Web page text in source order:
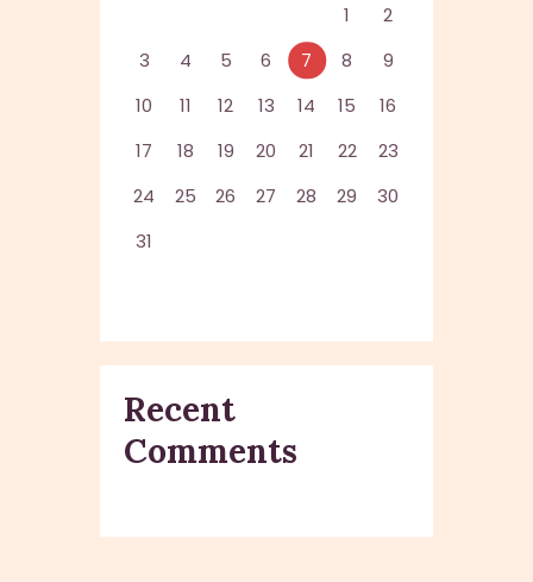
1
2
3
4 5 6 7 8
9
10
11 12 13 14 15
16
17
18 19 20 21 22
23
24
25 26 27 28 29
30
31
Recent
Comments